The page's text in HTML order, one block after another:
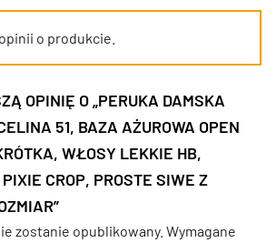
o produkcie.
OPINIĘ O „PERUKA DAMSKA
51, BAZA AŻUROWA OPEN
WŁOSY LEKKIE HB,
CROP, PROSTE SIWE Z
zostanie opublikowany. Wymagane